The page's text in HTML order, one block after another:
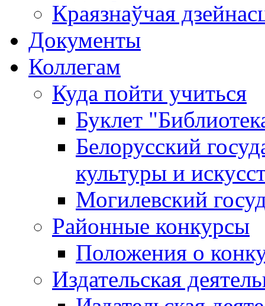
Краязнаўчая
Документы
Коллегам
Куда пойти учиться
Буклет
Белорусский
культуры и
Могилевский
Районные конкурсы
Положения о
Издательская